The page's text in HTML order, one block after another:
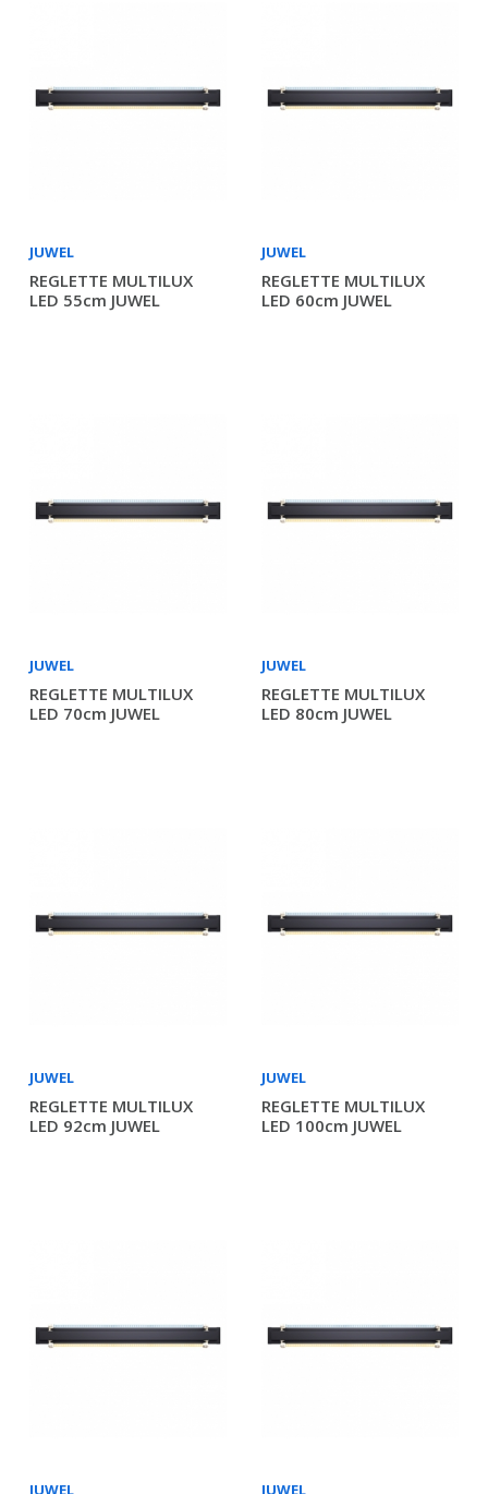
JUWEL
REGLETTE MULTILUX
LED 55cm JUWEL
JUWEL
REGLETTE MULTILUX
LED 60cm JUWEL
JUWEL
REGLETTE MULTILUX
LED 70cm JUWEL
JUWEL
REGLETTE MULTILUX
LED 80cm JUWEL
JUWEL
REGLETTE MULTILUX
LED 92cm JUWEL
JUWEL
REGLETTE MULTILUX
LED 100cm JUWEL
JUWEL JUWEL